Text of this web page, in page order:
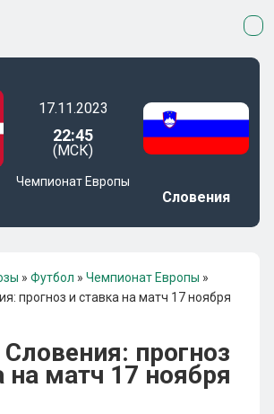
17.11.2023
22:45
(МСК)
Чемпионат Европы
Словения
» Футбол » Чемпионат Европы »
прогноз и ставка на матч 17 ноября
прогноз
на матч 17 ноября